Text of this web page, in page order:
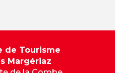
de Tourisme
Margériaz